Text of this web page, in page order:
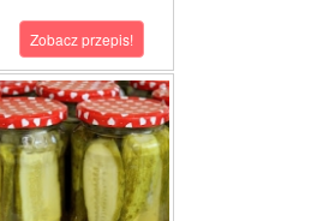
Zobacz przepis!